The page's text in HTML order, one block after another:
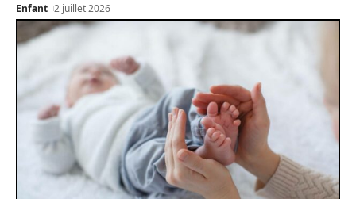
Enfant 2 juillet 2026